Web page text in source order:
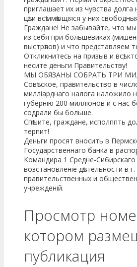
приглашает их из чувства долга
цѣли всѣ имѣющіяся у них
Граждане! Не забывайте, что мы
из себя при большевиках
выстрѣлов) и что представляем
Откликнитесь на призыв и всѣ,
несите деньги Правительству!
МЫ ОБЯЗАНЫ СОБРАТЬ ТРИ
Совѣтское, правительство в
милліарднаго налога наложило
губернію 200 милліонов и с нас
содрали бы больше.
Спѣшите, граждане, исполппть
терпит!
Деньги просят вносить в
Государственнаго банка в
Командира 1 Средне-Сибирскаго
возстановленіе дѣятельности в
правительственных и
учрежденій.
Просмотр
котором
публикация